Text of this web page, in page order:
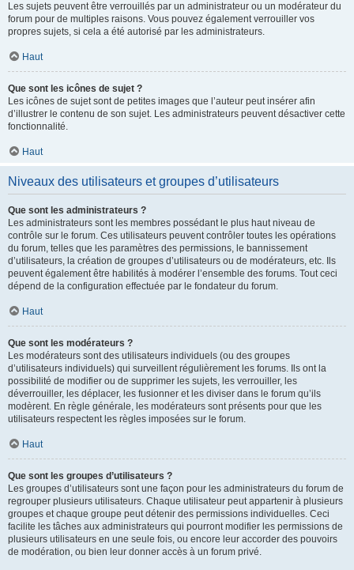
Les sujets peuvent être verrouillés par un administrateur ou un modérateur du
forum pour de multiples raisons. Vous pouvez également verrouiller vos
propres sujets, si cela a été autorisé par les administrateurs.
Haut
Que sont les icônes de sujet ?
Les icônes de sujet sont de petites images que l’auteur peut insérer afin
d’illustrer le contenu de son sujet. Les administrateurs peuvent désactiver cette
fonctionnalité.
Haut
Niveaux des utilisateurs et groupes d’utilisateurs
Que sont les administrateurs ?
Les administrateurs sont les membres possédant le plus haut niveau de
contrôle sur le forum. Ces utilisateurs peuvent contrôler toutes les opérations
du forum, telles que les paramètres des permissions, le bannissement
d’utilisateurs, la création de groupes d’utilisateurs ou de modérateurs, etc. Ils
peuvent également être habilités à modérer l’ensemble des forums. Tout ceci
dépend de la configuration effectuée par le fondateur du forum.
Haut
Que sont les modérateurs ?
Les modérateurs sont des utilisateurs individuels (ou des groupes
d’utilisateurs individuels) qui surveillent régulièrement les forums. Ils ont la
possibilité de modifier ou de supprimer les sujets, les verrouiller, les
déverrouiller, les déplacer, les fusionner et les diviser dans le forum qu’ils
modèrent. En règle générale, les modérateurs sont présents pour que les
utilisateurs respectent les règles imposées sur le forum.
Haut
Que sont les groupes d’utilisateurs ?
Les groupes d’utilisateurs sont une façon pour les administrateurs du forum de
regrouper plusieurs utilisateurs. Chaque utilisateur peut appartenir à plusieurs
groupes et chaque groupe peut détenir des permissions individuelles. Ceci
facilite les tâches aux administrateurs qui pourront modifier les permissions de
plusieurs utilisateurs en une seule fois, ou encore leur accorder des pouvoirs
de modération, ou bien leur donner accès à un forum privé.